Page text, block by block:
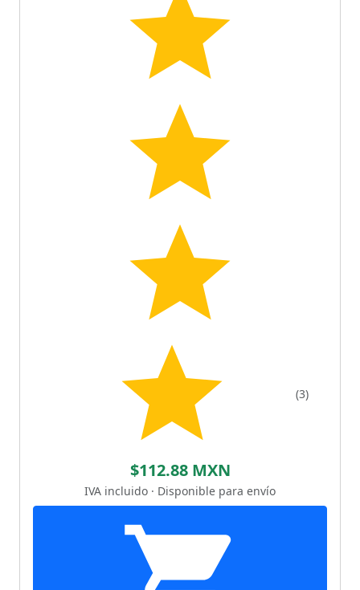
(3)
$112.88 MXN
IVA incluido · Disponible para envío